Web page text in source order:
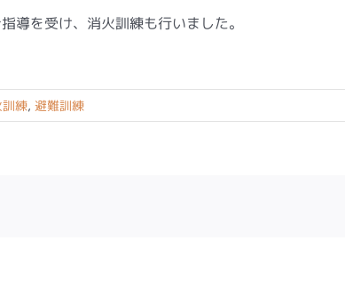
導を受け、消火訓練も行いました。
訓練, 避難訓練